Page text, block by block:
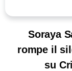
Soraya
rompe il
su